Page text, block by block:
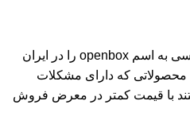
برای اولین بار دیجی کالا سرویسی به اسم openbox را در ایران
محصولاتی که دارای مشکلات
با قیمت کمتر در معرض فروش